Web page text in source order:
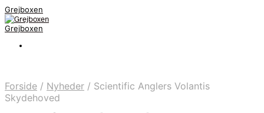
Grejboxen
Grejboxen
Forside / Nyheder / Scientific Anglers Volantis
Skydehoved